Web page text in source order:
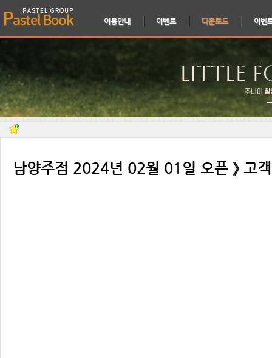
이용안내 이벤트 다운로드 이벤
남양주점 2024년 02월 01일 오픈 》 고